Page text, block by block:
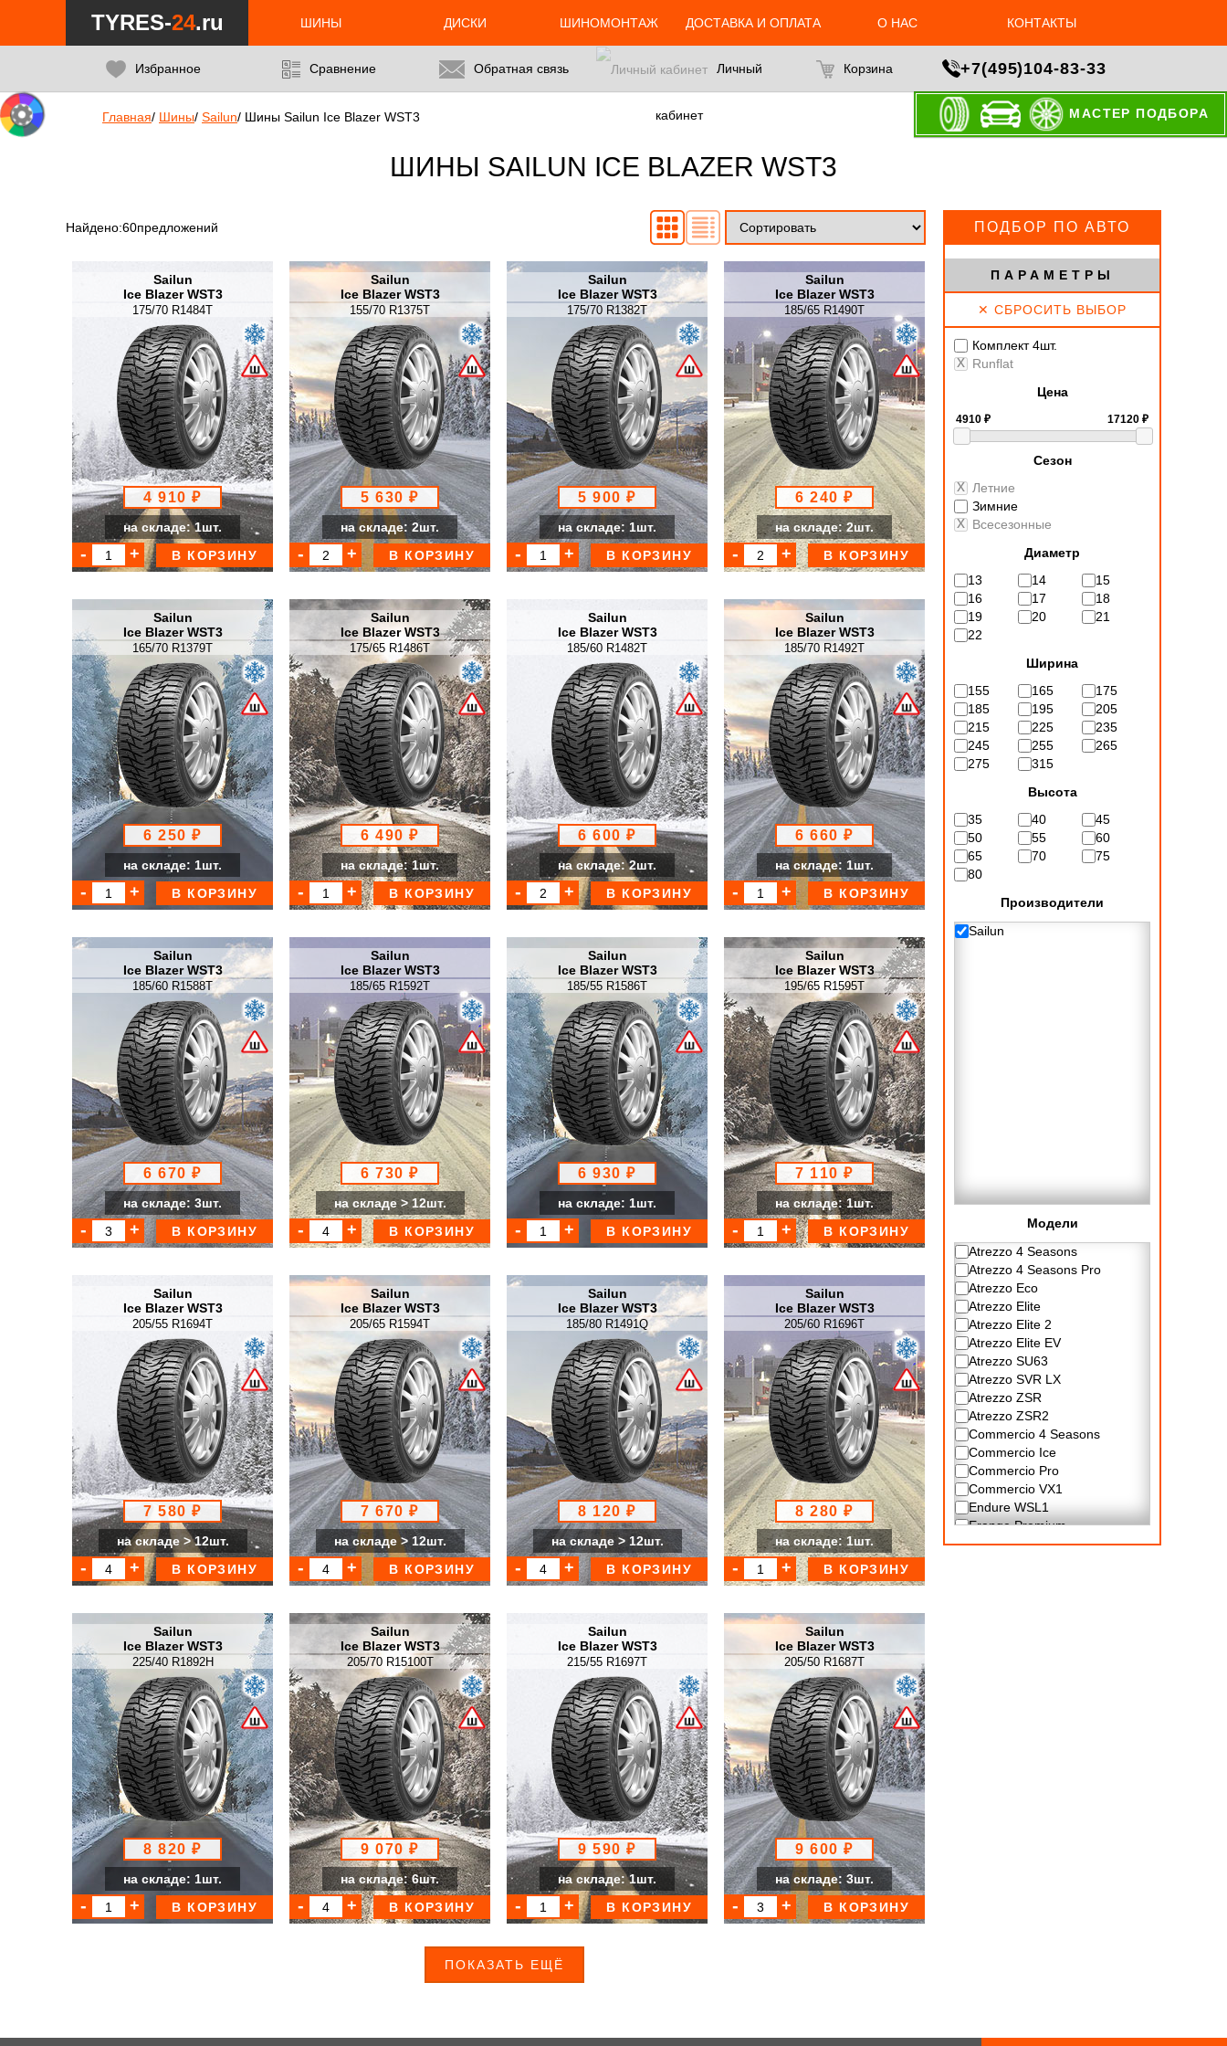
TYRES-24.ru ШИНЫ ДИСКИ ШИНОМОНТАЖ ДОСТАВКА И ОПЛАТА О НАС КОНТАКТЫ
Избранное Сравнение Обратная связь Личный
кабинет
Корзина +7(495)104-83-33
МАСТЕР ПОДБОРА
Главная/ Шины/ Sailun/ Шины Sailun Ice Blazer WST3
ШИНЫ SAILUN ICE BLAZER WST3
Найдено:60предложений
Sailun
Ice Blazer WST3
175/70 R1484T
4 910 ₽
на складе: 1шт.
В КОРЗИНУ
Sailun
Ice Blazer WST3
155/70 R1375T
5 630 ₽
на складе: 2шт.
В КОРЗИНУ
Sailun
Ice Blazer WST3
175/70 R1382T
5 900 ₽
на складе: 1шт.
В КОРЗИНУ
Sailun
Ice Blazer WST3
185/65 R1490T
6 240 ₽
на складе: 2шт.
В КОРЗИНУ
Sailun
Ice Blazer WST3
165/70 R1379T
6 250 ₽
на складе: 1шт.
В КОРЗИНУ
Sailun
Ice Blazer WST3
175/65 R1486T
6 490 ₽
на складе: 1шт.
В КОРЗИНУ
Sailun
Ice Blazer WST3
185/60 R1482T
6 600 ₽
на складе: 2шт.
В КОРЗИНУ
Sailun
Ice Blazer WST3
185/70 R1492T
6 660 ₽
на складе: 1шт.
В КОРЗИНУ
Sailun
Ice Blazer WST3
185/60 R1588T
6 670 ₽
на складе: 3шт.
В КОРЗИНУ
Sailun
Ice Blazer WST3
185/65 R1592T
6 730 ₽
на складе > 12шт.
В КОРЗИНУ
Sailun
Ice Blazer WST3
185/55 R1586T
6 930 ₽
на складе: 1шт.
В КОРЗИНУ
Sailun
Ice Blazer WST3
195/65 R1595T
7 110 ₽
на складе: 1шт.
В КОРЗИНУ
Sailun
Ice Blazer WST3
205/55 R1694T
7 580 ₽
на складе > 12шт.
В КОРЗИНУ
Sailun
Ice Blazer WST3
205/65 R1594T
7 670 ₽
на складе > 12шт.
В КОРЗИНУ
Sailun
Ice Blazer WST3
185/80 R1491Q
8 120 ₽
на складе > 12шт.
В КОРЗИНУ
Sailun
Ice Blazer WST3
205/60 R1696T
8 280 ₽
на складе: 1шт.
В КОРЗИНУ
Sailun
Ice Blazer WST3
225/40 R1892H
8 820 ₽
на складе: 1шт.
В КОРЗИНУ
Sailun
Ice Blazer WST3
205/70 R15100T
9 070 ₽
на складе: 6шт.
В КОРЗИНУ
Sailun
Ice Blazer WST3
215/55 R1697T
9 590 ₽
на складе: 1шт.
В КОРЗИНУ
Sailun
Ice Blazer WST3
205/50 R1687T
9 600 ₽
на складе: 3шт.
В КОРЗИНУ
ПОКАЗАТЬ ЕЩЁ
ПОДБОР ПО АВТО
ПАРАМЕТРЫ
✕ СБРОСИТЬ ВЫБОР
Комплект 4шт.
Runflat
Цена
Сезон
Летние
Зимние
Всесезонные
Диаметр
13
14
15
16
17
18
19
20
21
22
Ширина
155
165
175
185
195
205
215
225
235
245
255
265
275
315
Высота
35
40
45
50
55
60
65
70
75
80
Производители
Sailun
Модели
Atrezzo 4 Seasons
Atrezzo 4 Seasons Pro
Atrezzo Eco
Atrezzo Elite
Atrezzo Elite 2
Atrezzo Elite EV
Atrezzo SU63
Atrezzo SVR LX
Atrezzo ZSR
Atrezzo ZSR2
Commercio 4 Seasons
Commercio Ice
Commercio Pro
Commercio VX1
Endure WSL1
Erange Premium
Extmile SL87N